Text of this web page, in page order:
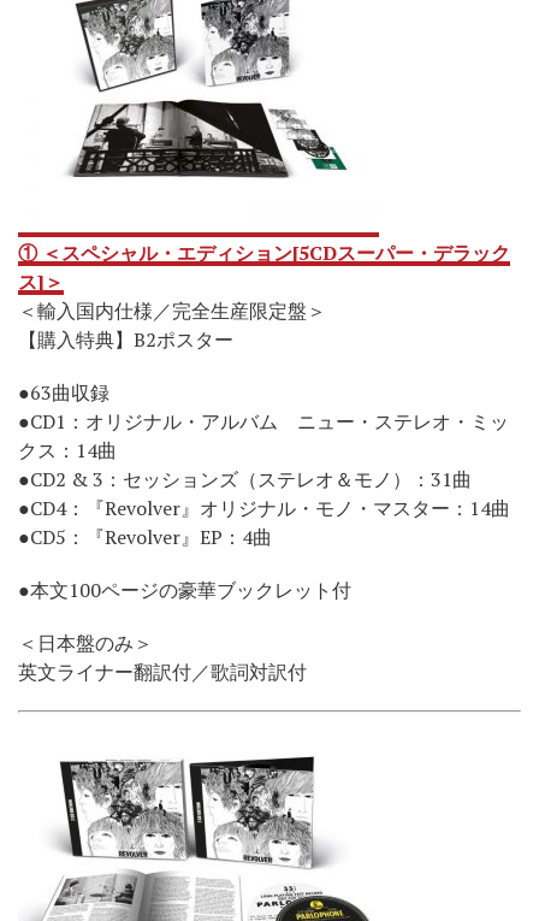
① ＜スペシャル・エディション[5CDスーパー・デラック
ス]＞
＜輸入国内仕様／完全生産限定盤＞
【購入特典】B2ポスター
●63曲収録
●CD1：オリジナル・アルバム ニュー・ステレオ・ミッ
クス：14曲
●CD2 & 3：セッションズ（ステレオ＆モノ）：31曲
●CD4：『Revolver』オリジナル・モノ・マスター：14曲
●CD5：『Revolver』EP：4曲
●本文100ページの豪華ブックレット付
＜日本盤のみ＞
英文ライナー翻訳付／歌詞対訳付